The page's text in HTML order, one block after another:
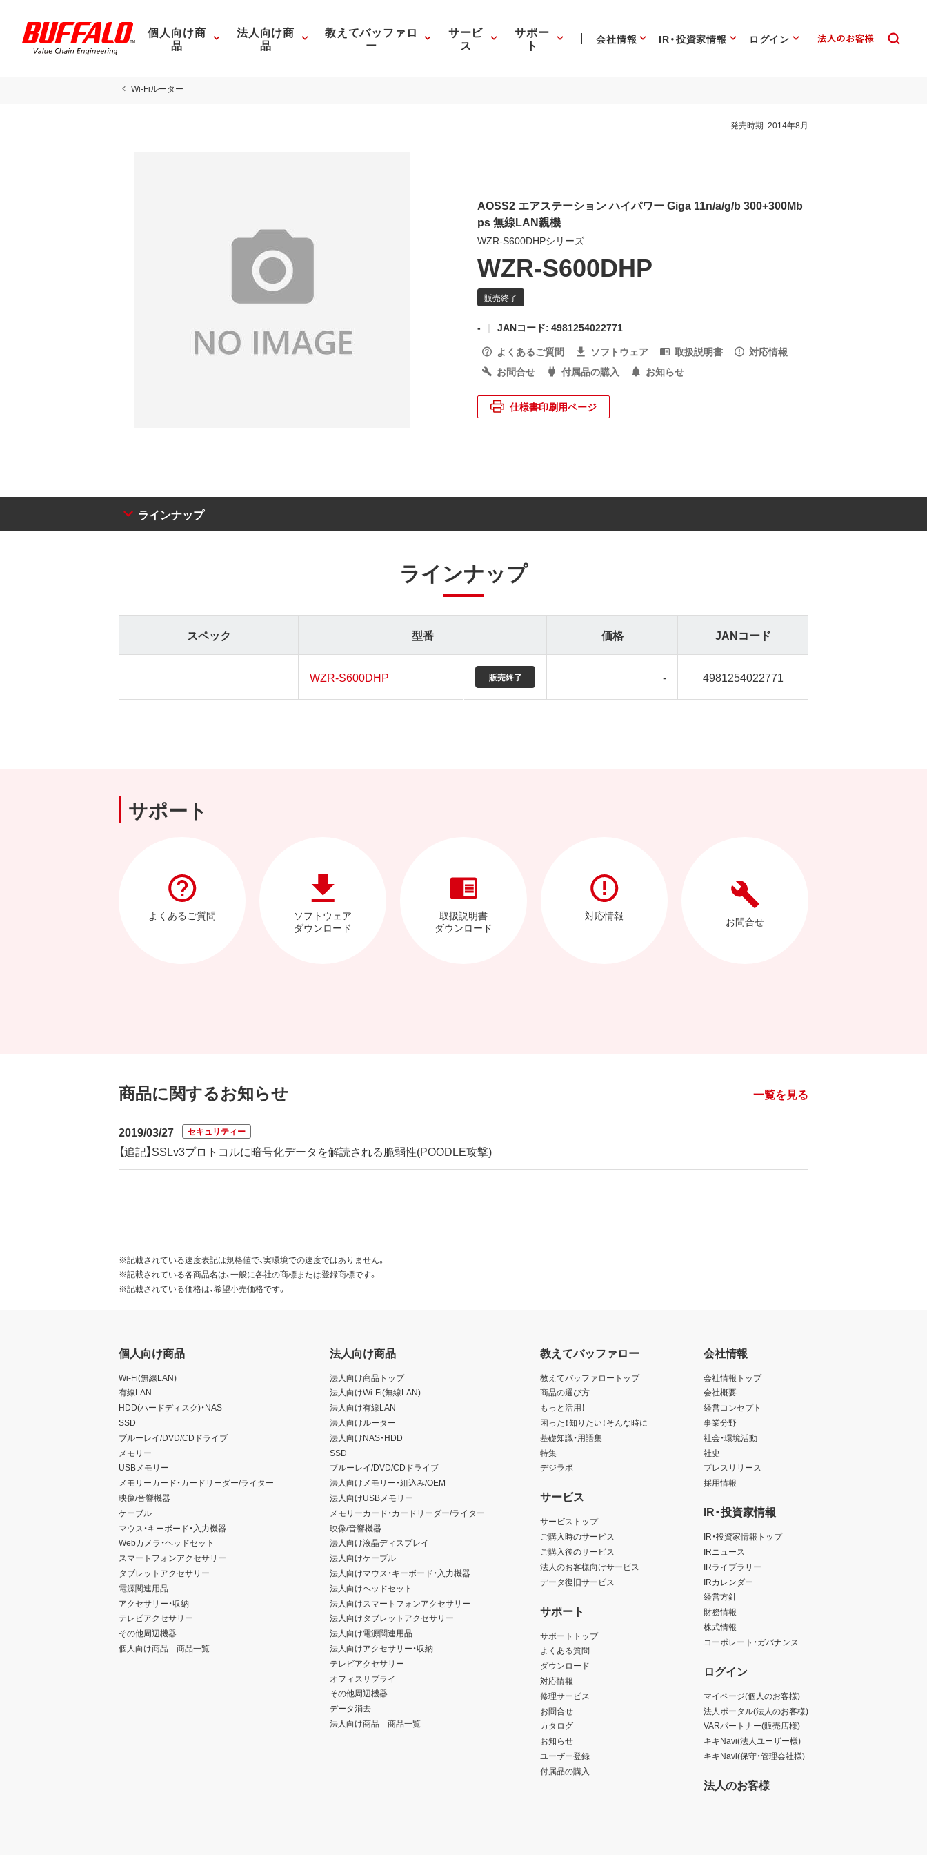
個人向け商
品
法人向け商
品
教えてバッファロ
ー
サービ
ス
サポー
ト 会社情報 IR・投資家情報 ログイン
Wi-Fiルーター
発売時期:2014年8月
AOSS2 エアステーション ハイパワー Giga 11n/a/g/b 300+300Mb
ps 無線LAN親機
WZR-S600DHPシリーズ
WZR-S600DHP
-
JANコード: 4981254022771
よくあるご質問
ソフトウェア 取扱説明書
対応情報
お問合せ
付属品の購入 お知らせ
仕様書印刷用ページ
ラインナップ
ラインナップ
スペック 型番 価格 JANコード
WZR-S600DHP - 4981254022771
サポート
よくあるご質問
ソフトウェア
ダウンロード
取扱説明書
ダウンロード
対応情報 お問合せ
商品に関するお知らせ 一覧を見る
2019/03/27 セキュリティー
【追記】SSLv3プロトコルに暗号化データを解読される脆弱性(POODLE攻撃)
※記載されている速度表記は規格値で、実環境での速度ではありません。
※記載されている各商品名は、一般に各社の商標または登録商標です。
※記載されている価格は、希望小売価格です。
個人向け商品
Wi-Fi(無線LAN)
有線LAN
HDD(ハードディスク)・NAS
SSD
ブルーレイ/DVD/CDドライブ
メモリー
USBメモリー
メモリーカード・カードリーダー/ライター
映像/音響機器
ケーブル
マウス・キーボード・入力機器
Webカメラ・ヘッドセット
スマートフォンアクセサリー
タブレットアクセサリー
電源関連用品
アクセサリー・収納
テレビアクセサリー
その他周辺機器
個人向け商品 商品一覧
法人向け商品
法人向け商品トップ
法人向けWi-Fi(無線LAN)
法人向け有線LAN
法人向けルーター
法人向けNAS・HDD
SSD
ブルーレイ/DVD/CDドライブ
法人向けメモリー・組込み/OEM
法人向けUSBメモリー
メモリーカード・カードリーダー/ライター
映像/音響機器
法人向け液晶ディスプレイ
法人向けケーブル
法人向けマウス・キーボード・入力機器
法人向けヘッドセット
法人向けスマートフォンアクセサリー
法人向けタブレットアクセサリー
法人向け電源関連用品
法人向けアクセサリー・収納
テレビアクセサリー
オフィスサプライ
その他周辺機器
データ消去
法人向け商品 商品一覧
教えてバッファロー
教えてバッファロートップ
商品の選び方
もっと活用！
困った！知りたい！そんな時に
基礎知識・用語集
特集
デジラボ
サービス
サービストップ
ご購入時のサービス
ご購入後のサービス
法人のお客様向けサービス
データ復旧サービス
サポート
サポートトップ
よくある質問
ダウンロード
対応情報
修理サービス
お問合せ
カタログ
お知らせ
ユーザー登録
付属品の購入
会社情報
会社情報トップ
会社概要
経営コンセプト
事業分野
社会・環境活動
社史
プレスリリース
採用情報
IR・投資家情報
IR・投資家情報トップ
IRニュース
IRライブラリー
IRカレンダー
経営方針
財務情報
株式情報
コーポレート・ガバナンス
ログイン
マイページ(個人のお客様)
法人ポータル(法人のお客様)
VARパートナー(販売店様)
キキNavi(法人ユーザー様)
キキNavi(保守・管理会社様)
法人のお客様